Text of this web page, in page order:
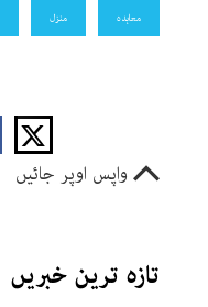
معاہدہ منزل
واپس اوپر جائیں
تازہ ترین خبریں